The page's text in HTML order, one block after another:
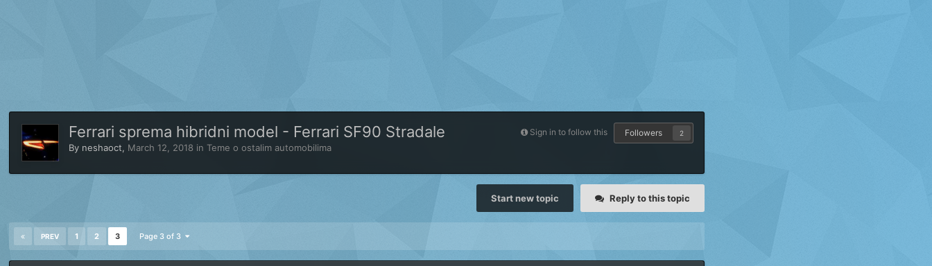
Sign in to follow this Followers 2
Ferrari sprema hibridni model - Ferrari SF90 Stradale
By neshaoct, March 12, 2018 in Teme o ostalim automobilima
Reply to this topic
Start new topic
PREV 1 2 3 Page 3 of 3